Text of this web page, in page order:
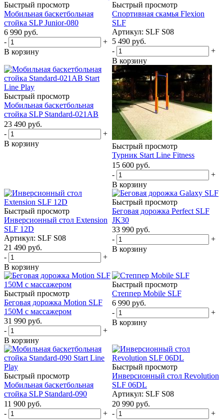
Быстрый просмотр
Мобильная баскетбольная
стойка SLP Junior-080
6 990 руб.
-
+
В корзину
Быстрый просмотр
Спортивная скамья Flexion
SLF
Артикул: SLF S08
5 490 руб.
-
+
В корзину
Быстрый просмотр
Мобильная баскетбольная
стойка SLP Standard-021AB
23 490 руб.
-
+
В корзину
Быстрый просмотр
Турник Start Line Fitness
15 600 руб.
-
+
В корзину
Быстрый просмотр
Инверсионный стол Extension
SLF 12D
Артикул: SLF S08
21 490 руб.
-
+
В корзину
Быстрый просмотр
Беговая дорожка Perfect SLF
JK30
33 990 руб.
-
+
В корзину
Быстрый просмотр
Беговая дорожка Motion SLF
150M с массажером
31 990 руб.
-
+
В корзину
Быстрый просмотр
Степпер Mobile SLF
6 990 руб.
-
+
В корзину
Быстрый просмотр
Мобильная баскетбольная
стойка SLP Standard-090
11 900 руб.
-
+
Быстрый просмотр
Инверсионный стол Revolution
SLF 06DL
Артикул: SLF S08
20 990 руб.
-
+